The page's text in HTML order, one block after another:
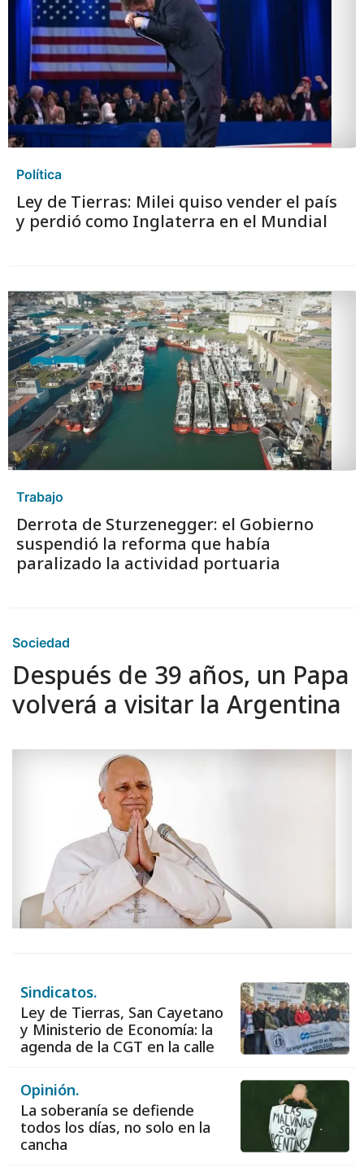
Política
Ley de Tierras: Milei quiso vender el país
y perdió como Inglaterra en el Mundial
Trabajo
Derrota de Sturzenegger: el Gobierno
suspendió la reforma que había
paralizado la actividad portuaria
Sociedad
Después de 39 años, un Papa
volverá a visitar la Argentina
Sindicatos.
Ley de Tierras, San Cayetano
y Ministerio de Economía: la
agenda de la CGT en la calle
Opinión.
La soberanía se defiende
todos los días, no solo en la
cancha